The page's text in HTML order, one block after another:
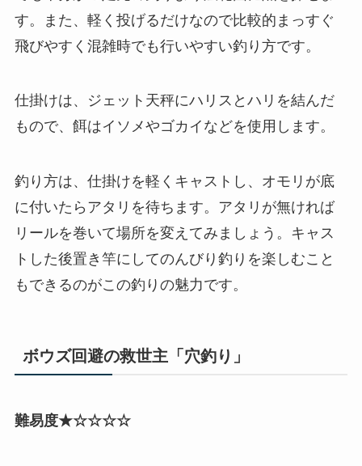
す。また、軽く投げるだけなので比較的まっすぐ
飛びやすく混雑時でも行いやすい釣り方です。
仕掛けは、ジェット天秤にハリスとハリを結んだ
もので、餌はイソメやゴカイなどを使用します。
釣り方は、仕掛けを軽くキャストし、オモリが底
に付いたらアタリを待ちます。アタリが無ければ
リールを巻いて場所を変えてみましょう。キャス
トした後置き竿にしてのんびり釣りを楽しむこと
もできるのがこの釣りの魅力です。
ボウズ回避の救世主「穴釣り」
難易度★☆☆☆☆